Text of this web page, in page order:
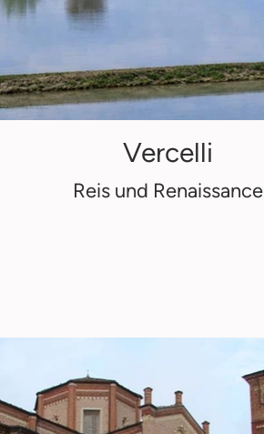
Vercelli
Reis und Renaissance